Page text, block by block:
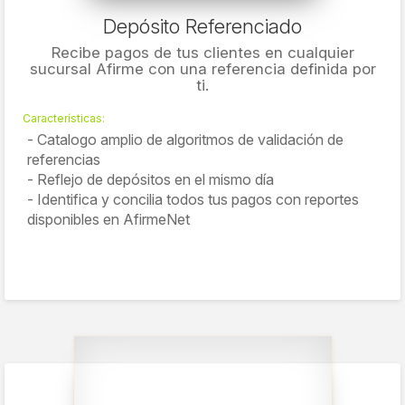
Depósito Referenciado
Recibe pagos de tus clientes en cualquier
sucursal Afirme con una referencia definida por
ti.
Características:
Catalogo amplio de algoritmos de validación de
referencias
Reflejo de depósitos en el mismo día
Identifica y concilia todos tus pagos con reportes
disponibles en AfirmeNet